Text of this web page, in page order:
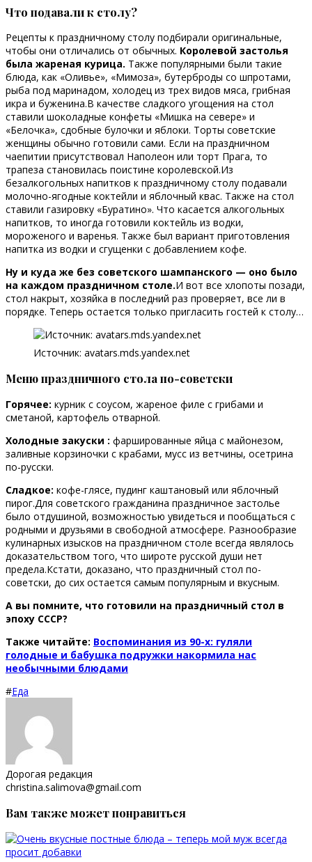
Что подавали к столу?
Рецепты к праздничному столу подбирали оригинальные,
чтобы они отличались от обычных. Королевой застолья
была жареная курица. Также популярными были такие
блюда, как «Оливье», «Мимоза», бутерброды со шпротами,
рыба под маринадом, холодец из трех видов мяса, грибная
икра и буженина.В качестве сладкого угощения на стол
ставили шоколадные конфеты «Мишка на севере» и
«Белочка», сдобные булочки и яблоки. Торты советские
женщины обычно готовили сами. Если на праздничном
чаепитии присутствовал Наполеон или торт Прага, то
трапеза становилась поистине королевской.Из
безалкогольных напитков к праздничному столу подавали
молочно-ягодные коктейли и яблочный квас. Также на стол
ставили газировку «Буратино». Что касается алкогольных
напитков, то иногда готовили коктейль из водки,
мороженого и варенья. Также был вариант приготовления
напитка из водки и сгущенки с добавлением кофе.
Ну и куда же без советского шампанского — оно было
на каждом праздничном столе.И вот все хлопоты позади,
стол накрыт, хозяйка в последний раз проверяет, все ли в
порядке. Теперь остается только пригласить гостей к столу…
Источник: avatars.mds.yandex.net
Меню праздничного стола по-советски
Горячее: курник с соусом, жареное филе с грибами и
сметаной, картофель отварной.
Холодные закуски : фаршированные яйца с майонезом,
заливные корзиночки с крабами, мусс из ветчины, осетрина
по-русски.
Сладкое: кофе-глясе, пудинг каштановый или яблочный
пирог.Для советского гражданина праздничное застолье
было отдушиной, возможностью увидеться и пообщаться с
родными и друзьями в свободной атмосфере. Разнообразие
кулинарных изысков на праздничном столе всегда являлось
доказательством того, что широте русской души нет
предела.Кстати, доказано, что праздничный стол по-
советски, до сих остается самым популярным и вкусным.
А вы помните, что готовили на праздничный стол в
эпоху СССР?
Также читайте: Воспоминания из 90-х: гуляли
голодные и бабушка подружки накормила нас
необычными блюдами
#Еда
Дорогая редакция
christina.salimova@gmail.com
Вам также может понравиться